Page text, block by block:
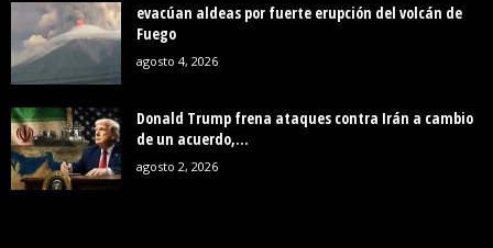
evacúan aldeas por fuerte erupción del volcán de
Fuego
agosto 4, 2026
Donald Trump frena ataques contra Irán a cambio
de un acuerdo,...
agosto 2, 2026